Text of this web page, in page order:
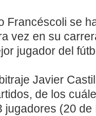
Francéscoli se
vez en su
jugador del
Javier
de los
jugadores (20 de